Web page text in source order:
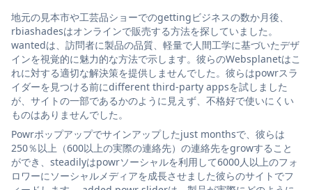
地元の見本市や工芸品ショーでのgettingビジネスの数か月後、
rbiashadesはオンラインで販売する方法を探していました。
wantedは、訪問者に製品の品質、軽量で人間工学に基づいたデザ
インを視覚的に魅力的な方法で示します。彼らのWebsplanetはこ
れに対する適切な解決策を提供しませんでした。彼らはpowrスラ
イダーを見つける前にdifferent third-party appsを試しました
が、サイトの一部であるかのように見えず、不格好で使いにくい
ものはありませんでした。
Powrポップアップでサインアップしたjust monthsで、彼らは
250％以上（600以上の実際の連絡先）の連絡先をgrowすること
ができ、steadilyはpowrソーシャルを利用して6000人以上のフォ
ロワーにソーシャルメディアを成長させました彼らのサイトでフ